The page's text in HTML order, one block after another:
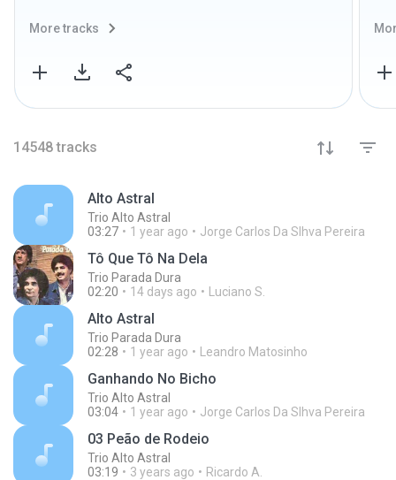
More tracks
14548 tracks
Alto Astral
Trio Alto Astral
03:27
1 year ago Jorge Carlos Da Slhva Pereira
Tô Que Tô Na Dela
Trio Parada Dura
02:20
14 days ago Luciano S.
Alto Astral
Trio Parada Dura
02:28
1 year ago Leandro Matosinho
Ganhando No Bicho
Trio Alto Astral
03:04
1 year ago Jorge Carlos Da Slhva Pereira
03 Peão de Rodeio
Trio Alto Astral
03:19
3 years ago Ricardo A.